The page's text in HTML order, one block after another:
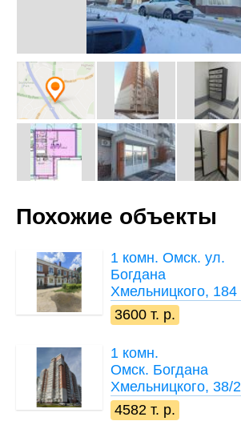
Похожие объекты
1 комн. Омск. ул.
Богдана
Хмельницкого, 184
3600 т. р.
1 комн.
Омск. Богдана
Хмельницкого, 38/2
4582 т. р.